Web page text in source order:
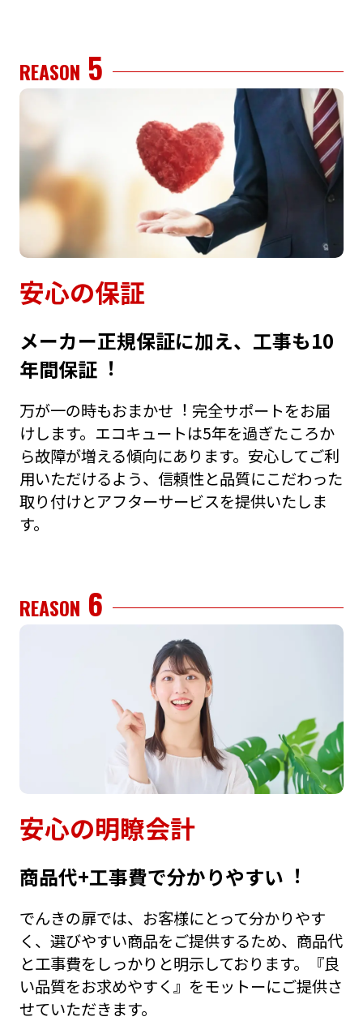
REASON 5
安⼼の保証
メーカー正規保証に加え、⼯事も10
年間保証︕
万が⼀の時もおまかせ︕ 完全サポートをお届
けします。エコキュートは5年を過ぎたころか
ら故障が増える傾向にあります。安⼼してご利
⽤いただけるよう、信頼性と品質にこだわった
取り付けとアフターサービスを提供いたしま
す。
REASON 6
安⼼の明瞭会計
商品代+⼯事費で分かりやすい︕
でんきの扉では、お客様にとって分かりやす
く、選びやすい商品をご提供するため、商品代
と⼯事費をしっかりと明⽰しております。『良
い品質をお求めやすく』をモットーにご提供さ
せていただきます。